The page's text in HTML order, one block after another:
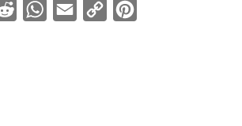
Reddit WhatsApp
Email
Copy